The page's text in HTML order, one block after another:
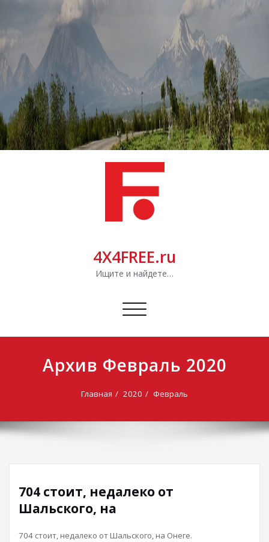
4X4FREE.ru
Ищите и найдете…
Показать/
навигацию
Архив Февраль 2020
Главная 2020 Февраль
704 стоит, недалеко от
Шальского, на
704 стоит, недалеко от Шальского, на Онеге.